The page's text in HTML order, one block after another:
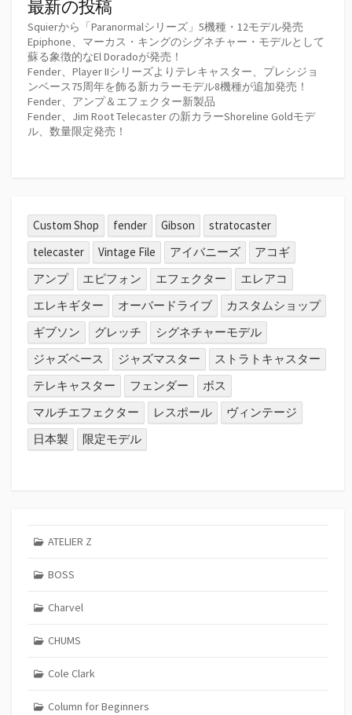
最新の投稿
Squierから「Paranormalシリーズ」5機種・12モデル発売
Epiphone、マーカス・キングのシグネチャー・モデルとして
蘇る象徴的なEl Doradoが発売！
Fender、Player IIシリーズよりテレキャスター、プレシジョ
ンベース75周年を飾る新カラーモデル8機種が追加発売！
Fender、アンプ＆エフェクター新製品
Fender、Jim Root Telecaster の新カラーShoreline Goldモデ
ル、数量限定発売！
Custom Shop fender Gibson
stratocaster
telecaster
Vintage File アイバニーズ
アコギ
アンプ
エピフォン エフェクター
エレアコ
エレキギター
オーバードライブ
カスタムショップ
ギブソン
グレッチ
シグネチャーモデル
ジャズベース
ジャズマスター
ストラトキャスター
テレキャスター
フェンダー
ボス
マルチエフェクター
レスポール
ヴィンテージ
日本製
限定モデル
ATELIER Z
BOSS
Charvel
CHUMS
Cole Clark
Column for Beginners